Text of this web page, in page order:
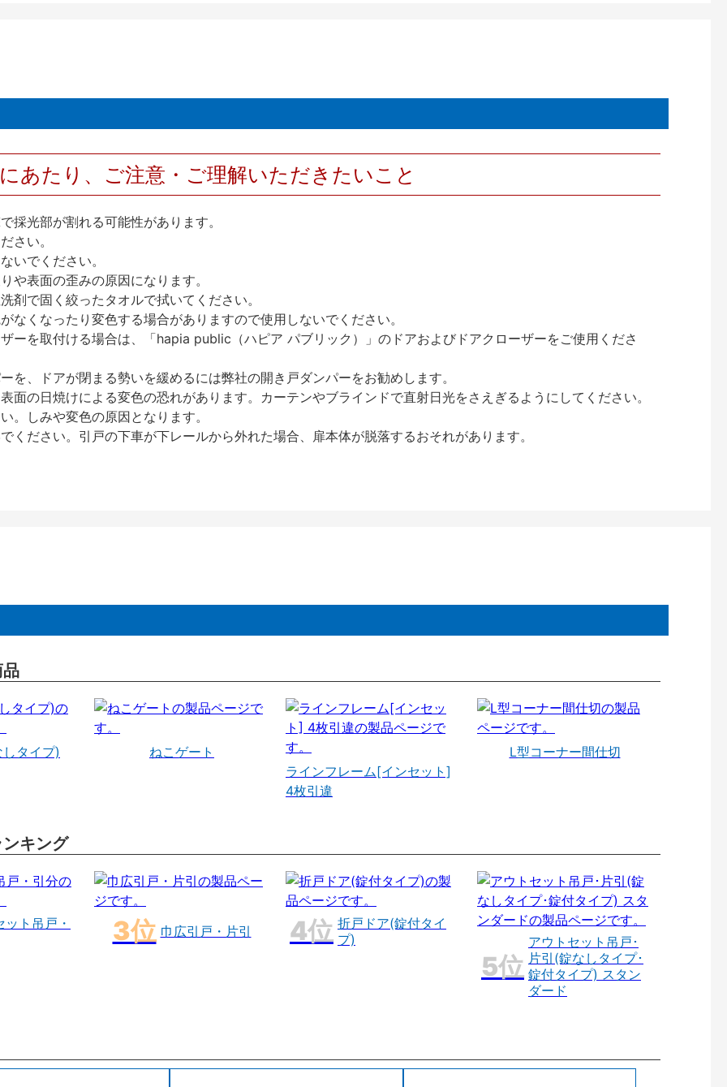
あたり、ご注意・ご理解いただきたいこと
光部が割れる可能性があります。
さい。
いでください。
表面の歪みの原因になります。
で固く絞ったタオルで拭いてください。
くなったり変色する場合がありますので使用しないでください。
ーを取付ける場合は、「hapia public（ハピア パブリック）」のドアおよびドアクローザーをご使用くださ
、ドアが閉まる勢いを緩めるには弊社の開き戸ダンパーをお勧めします。
の日焼けによる変色の恐れがあります。カーテンやブラインドで直射日光をさえぎるようにしてください。
しみや変色の原因となります。
ださい。引戸の下車が下レールから外れた場合、扉本体が脱落するおそれがあります。
タイプ)
ねこゲート
ラインフレーム[インセット]
4枚引違
L型コーナー間仕切
キング
ット吊戸・
巾広引戸・片引
折戸ドア(錠付タイ
プ)
アウトセット吊戸･
片引(錠なしタイプ･
錠付タイプ) スタン
ダード